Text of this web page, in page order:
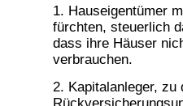
Hauseigentümer
fürchten, steuerlich
dass ihre Häuser
verbrauchen.
Kapitalanleger, zu